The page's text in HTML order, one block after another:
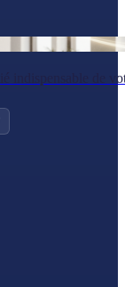
indispensable de